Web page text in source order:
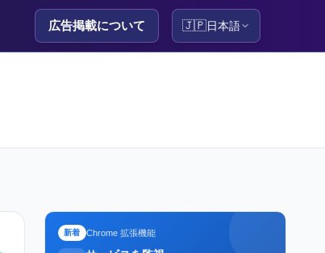
広告掲載について 🇯🇵日本語
新着 Chrome 拡張機能